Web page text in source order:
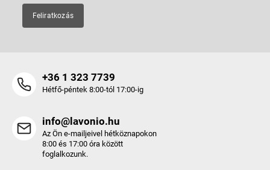
Feliratkozás
+36 1 323 7739
Hétfő-péntek 8:00-tól 17:00-ig
info@lavonio.hu
Az Ön e-mailjeivel hétköznapokon
8:00 és 17:00 óra között
foglalkozunk.